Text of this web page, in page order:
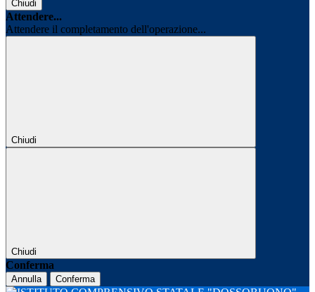
Chiudi
Attendere...
Attendere il completamento dell'operazione...
Chiudi
Chiudi
Conferma
Annulla Conferma